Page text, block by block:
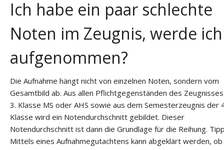
Ich habe ein paar schlechte
Noten im Zeugnis, werde ich
aufgenommen?
Die Aufnahme hängt nicht von einzelnen Noten, sondern vom
Gesamtbild ab. Aus allen Pflichtgegenständen des
3. Klasse MS oder AHS sowie aus dem Semesterzeugnis der
Klasse wird ein Notendurchschnitt gebildet. Dieser
Notendurchschnitt ist dann die Grundlage für die Reihung.
Mittels eines Aufnahmegutachtens kann abgeklärt werden, ob